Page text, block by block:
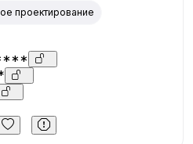
проектирование